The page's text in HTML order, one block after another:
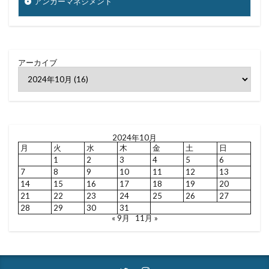
アーカイブ
2024年10月
月
火 水 木 金 土
日
1
2 3 4 5
6
7
8 9 10 11 12
13
14
15 16 17 18 19
20
21
22 23 24 25 26
27
28
29 30
31
« 9月
11月 »